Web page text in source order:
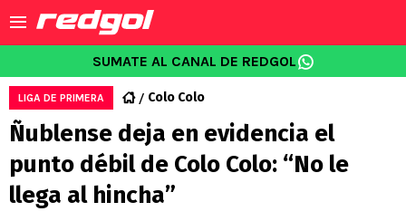
SUMATE AL CANAL DE REDGOL
LIGA DE PRIMERA Colo Colo
Ñublense deja en evidencia el
punto débil de Colo Colo: “No le
llega al hincha”